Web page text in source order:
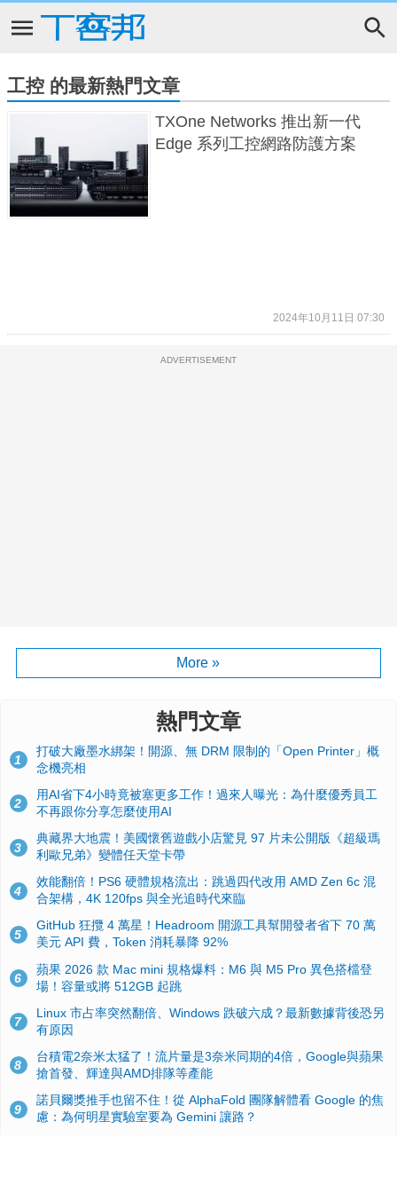
工控 的最新熱門文章
TXOne Networks 推出新一代
Edge 系列工控網路防護方案
2024年10月11日 07:30
ADVERTISEMENT
More »
熱門文章
1
打破大廠墨水綁架！開源、無 DRM 限制的「Open Printer」概
念機亮相
2
用AI省下4小時竟被塞更多工作！過來人曝光：為什麼優秀員工
不再跟你分享怎麼使用AI
3
典藏界大地震！美國懷舊遊戲小店驚見 97 片未公開版《超級瑪
利歐兄弟》變體任天堂卡帶
4
效能翻倍！PS6 硬體規格流出：跳過四代改用 AMD Zen 6c 混
合架構，4K 120fps 與全光追時代來臨
5
GitHub 狂攬 4 萬星！Headroom 開源工具幫開發者省下 70 萬
美元 API 費，Token 消耗暴降 92%
6
蘋果 2026 款 Mac mini 規格爆料：M6 與 M5 Pro 異色搭檔登
場！容量或將 512GB 起跳
7
Linux 市占率突然翻倍、Windows 跌破六成？最新數據背後恐另
有原因
8
台積電2奈米太猛了！流片量是3奈米同期的4倍，Google與蘋果
搶首發、輝達與AMD排隊等產能
9
諾貝爾獎推手也留不住！從 AlphaFold 團隊解體看 Google 的焦
慮：為何明星實驗室要為 Gemini 讓路？